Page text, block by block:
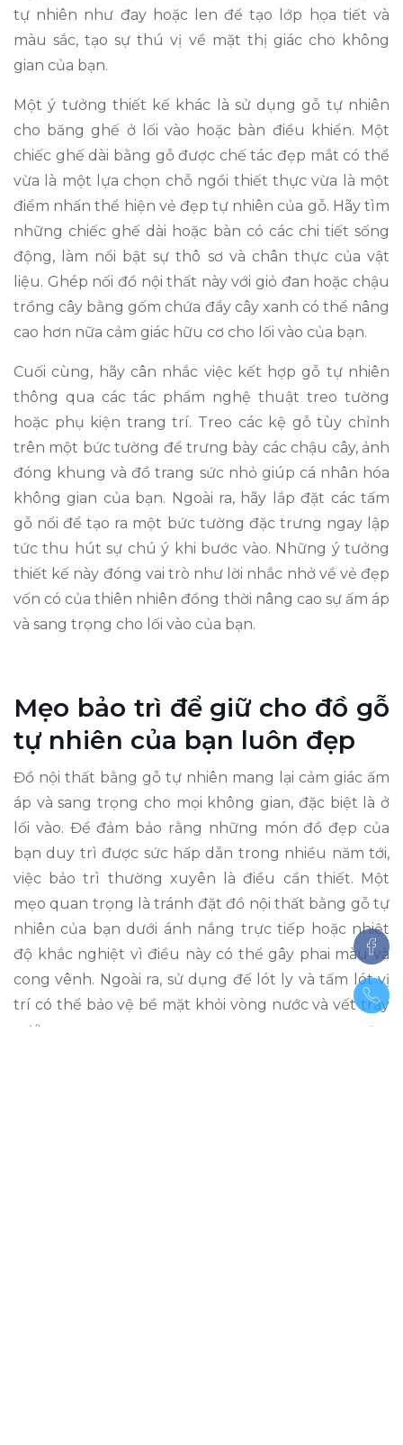
tự nhiên như đay hoặc len để tạo lớp họa tiết và
màu sắc, tạo sự thú vị về mặt thị giác cho không
gian của bạn.
Một ý tưởng thiết kế khác là sử dụng gỗ tự nhiên
cho băng ghế ở lối vào hoặc bàn điều khiển. Một
chiếc ghế dài bằng gỗ được chế tác đẹp mắt có thể
vừa là một lựa chọn chỗ ngồi thiết thực vừa là một
điểm nhấn thể hiện vẻ đẹp tự nhiên của gỗ. Hãy tìm
những chiếc ghế dài hoặc bàn có các chi tiết sống
động, làm nổi bật sự thô sơ và chân thực của vật
liệu. Ghép nối đồ nội thất này với giỏ đan hoặc chậu
trồng cây bằng gốm chứa đầy cây xanh có thể nâng
cao hơn nữa cảm giác hữu cơ cho lối vào của bạn.
Cuối cùng, hãy cân nhắc việc kết hợp gỗ tự nhiên
thông qua các tác phẩm nghệ thuật treo tường
hoặc phụ kiện trang trí. Treo các kệ gỗ tùy chỉnh
trên một bức tường để trưng bày các chậu cây, ảnh
đóng khung và đồ trang sức nhỏ giúp cá nhân hóa
không gian của bạn. Ngoài ra, hãy lắp đặt các tấm
gỗ nổi để tạo ra một bức tường đặc trưng ngay lập
tức thu hút sự chú ý khi bước vào. Những ý tưởng
thiết kế này đóng vai trò như lời nhắc nhở về vẻ đẹp
vốn có của thiên nhiên đồng thời nâng cao sự ấm áp
và sang trọng cho lối vào của bạn.
Mẹo bảo trì để giữ cho đồ gỗ
tự nhiên của bạn luôn đẹp
Đồ nội thất bằng gỗ tự nhiên mang lại cảm giác ấm
áp và sang trọng cho mọi không gian, đặc biệt là ở
lối vào. Để đảm bảo rằng những món đồ đẹp của
bạn duy trì được sức hấp dẫn trong nhiều năm tới,
việc bảo trì thường xuyên là điều cần thiết. Một
mẹo quan trọng là tránh đặt đồ nội thất bằng gỗ tự
nhiên của bạn dưới ánh nắng trực tiếp hoặc nhiệt
độ khắc nghiệt vì điều này có thể gây phai màu và
cong vênh. Ngoài ra, sử dụng đế lót ly và tấm lót vị
trí có thể bảo vệ bề mặt khỏi vòng nước và vết trầy
xước.